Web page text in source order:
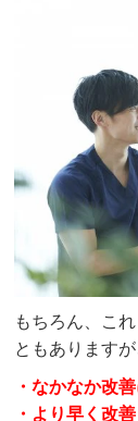
もちろん、こ
ともあります
・なかなか改
・より早く改